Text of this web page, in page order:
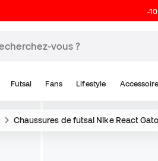
-
Futsal Fans Lifestyle
Chaussures de futsal Nike React Gato